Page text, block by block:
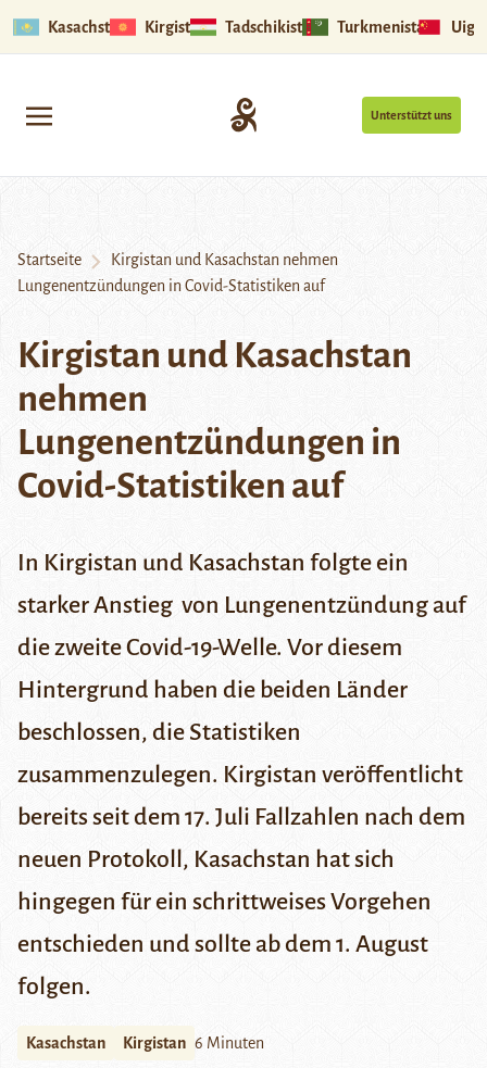
Kasachstan Kirgistan Tadschikistan Turkmenistan
Unterstützt uns
Startseite
Kirgistan und Kasachstan nehmen
Lungenentzündungen in Covid-Statistiken auf
Kirgistan und Kasachstan
nehmen
Lungenentzündungen in
Covid-Statistiken auf
In Kirgistan und Kasachstan folgte ein
starker Anstieg von Lungenentzündung auf
die zweite Covid-19-Welle. Vor diesem
Hintergrund haben die beiden Länder
beschlossen, die Statistiken
zusammenzulegen. Kirgistan veröffentlicht
bereits seit dem 17. Juli Fallzahlen nach dem
neuen Protokoll, Kasachstan hat sich
hingegen für ein schrittweises Vorgehen
entschieden und sollte ab dem 1. August
folgen.
Kasachstan Kirgistan 6 Minuten